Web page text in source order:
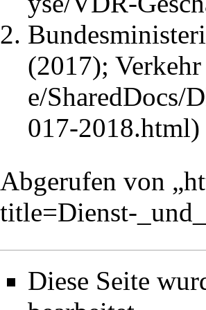
(2017);
Abgerufen von „
title=Dienst-
Diese Seite